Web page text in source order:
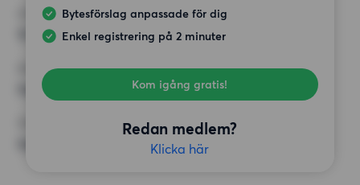
Bytesförslag anpassade för dig
Enkel registrering på 2 minuter
Kom igång gratis!
Redan medlem?
Klicka här
HÖGSTA HYRA
12 500 kr
Inga speciella krav
ÖVRIGA PREFERENSER
Inga speciella preferenser